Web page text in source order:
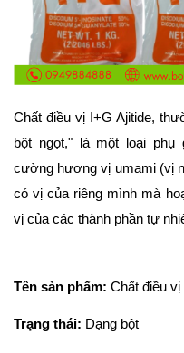
Chất điều vị I+G Ajitide,
bột ngọt," là một loại
cường hương vị umami (vị
có vị của riêng mình mà
vị của các thành phần tự
Tên sản phẩm: Chất điều vị
Trạng thái: Dạng bột